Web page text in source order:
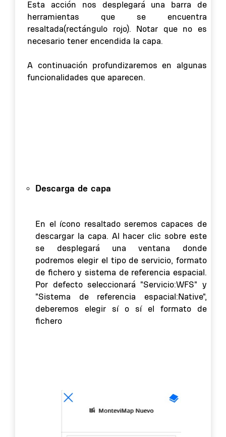
Esta acción nos desplegará una barra de
herramientas que se encuentra
resaltada(rectángulo rojo). Notar que no es
necesario tener encendida la capa.
A continuación profundizaremos en algunas
funcionalidades que aparecen.
Descarga de capa
En el ícono resaltado seremos capaces de
descargar la capa. Al hacer clic sobre este
se desplegará una ventana donde
podremos elegir el tipo de servicio, formato
de fichero y sistema de referencia espacial.
Por defecto seleccionará "Servicio:WFS" y
"Sistema de referencia espacial:Native",
deberemos elegir sí o sí el formato de
fichero